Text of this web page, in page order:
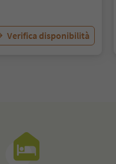
Verifica disponibilità